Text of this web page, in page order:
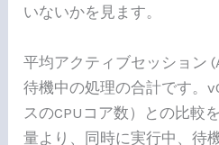
いないかを見ます。
平均アクティブセッション
待機中の処理の合計です。
スのCPUコア数）との比較
量より、同時に実行中、待